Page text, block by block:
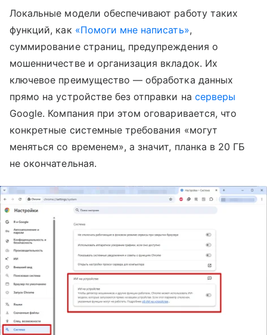
Локальные модели обеспечивают работу таких
функций, как «Помоги мне написать»,
суммирование страниц, предупреждения о
мошенничестве и организация вкладок. Их
ключевое преимущество — обработка данных
прямо на устройстве без отправки на серверы
Google. Компания при этом оговаривается, что
конкретные системные требования «могут
меняться со временем», а значит, планка в 20 ГБ
не окончательная.